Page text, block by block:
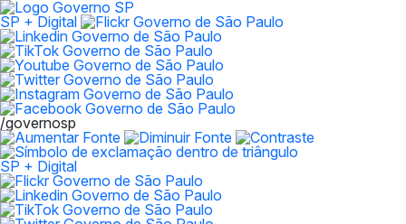
SP + Digital
/governosp
SP + Digital